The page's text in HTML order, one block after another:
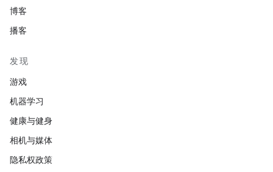
博客
播客
发现
游戏
机器学习
健康与健身
相机与媒体
隐私权政策